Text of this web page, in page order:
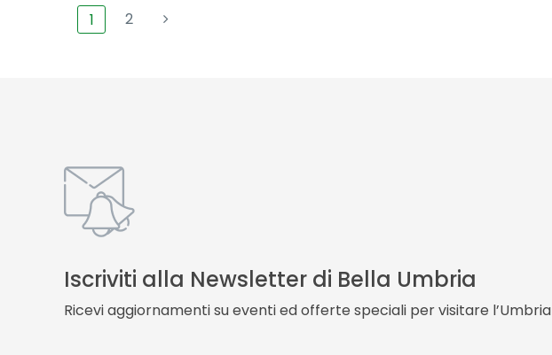
1 2
Iscriviti alla Newsletter di Bella Umbria
Ricevi aggiornamenti su eventi ed offerte speciali per visitare l’Umbria